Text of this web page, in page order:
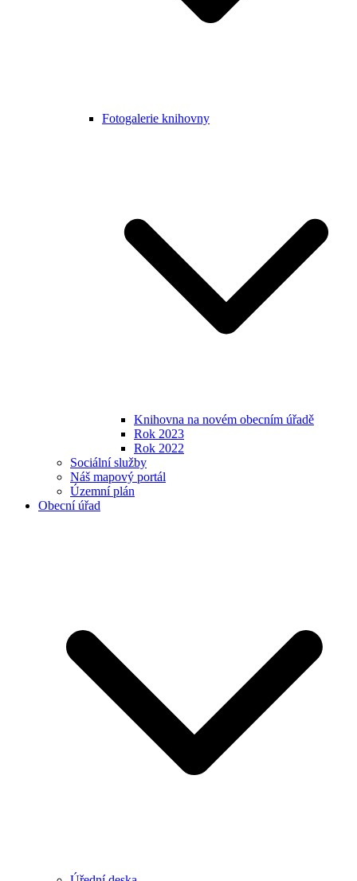
Fotogalerie knihovny
Knihovna na novém obecním úřadě
Rok 2023
Rok 2022
Sociální služby
Náš mapový portál
Územní plán
Obecní úřad